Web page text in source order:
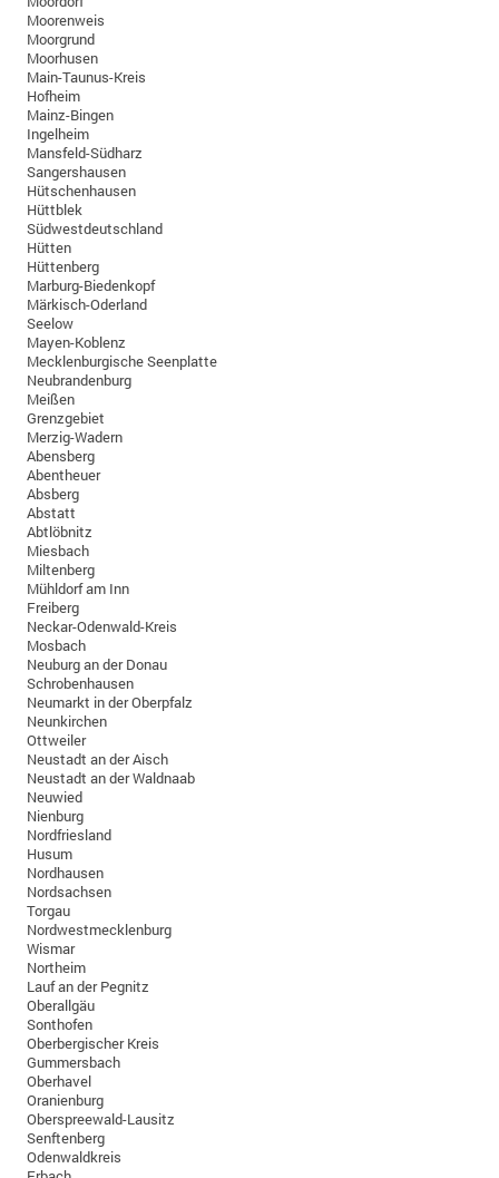
Moorenweis
Moorgrund
Moorhusen
Main-Taunus-Kreis
Hofheim
Mainz-Bingen
Ingelheim
Mansfeld-Südharz
Sangershausen
Hütschenhausen
Hüttblek
Südwestdeutschland
Hütten
Hüttenberg
Marburg-Biedenkopf
Märkisch-Oderland
Seelow
Mayen-Koblenz
Mecklenburgische Seenplatte
Neubrandenburg
Meißen
Grenzgebiet
Merzig-Wadern
Abensberg
Abentheuer
Absberg
Abstatt
Abtlöbnitz
Miesbach
Miltenberg
Mühldorf am Inn
Freiberg
Neckar-Odenwald-Kreis
Mosbach
Neuburg an der Donau
Schrobenhausen
Neumarkt in der Oberpfalz
Neunkirchen
Ottweiler
Neustadt an der Aisch
Neustadt an der Waldnaab
Neuwied
Nienburg
Nordfriesland
Husum
Nordhausen
Nordsachsen
Torgau
Nordwestmecklenburg
Wismar
Northeim
Lauf an der Pegnitz
Oberallgäu
Sonthofen
Oberbergischer Kreis
Gummersbach
Oberhavel
Oranienburg
Oberspreewald-Lausitz
Senftenberg
Odenwaldkreis